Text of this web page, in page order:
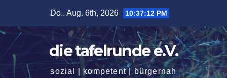
springen
Do.. Aug. 6th, 2026 10:37:13 PM
die tafelrunde e.V.
sozial | kompetent | bürgernah